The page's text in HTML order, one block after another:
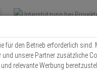
für den Betrieb erforderlich sind.
unsere Partner zusätzliche
relevante Werbung